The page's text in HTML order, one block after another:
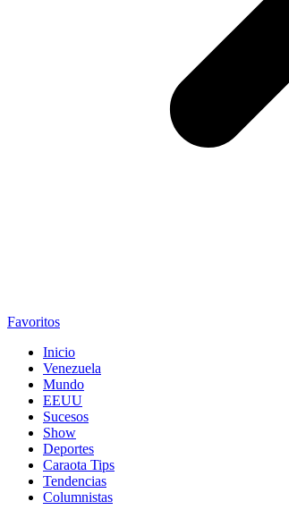
Favoritos
Inicio
Venezuela
Mundo
EEUU
Sucesos
Show
Deportes
Caraota Tips
Tendencias
Columnistas